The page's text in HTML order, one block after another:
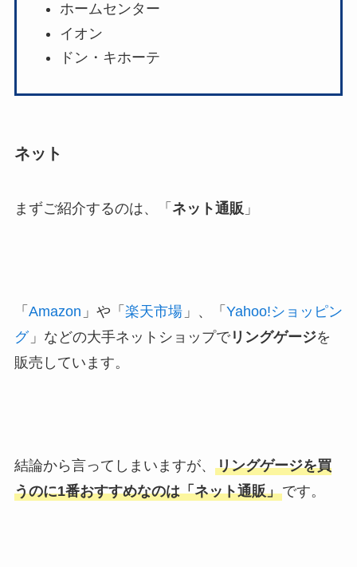
ホームセンター
イオン
ドン・キホーテ
ネット
まずご紹介するのは、「 ネット通販 」
「 Amazon 」や「 楽天市場 」、「 Yahoo!ショッピン
グ」などの大手ネットショップでリングゲージを
販売しています。
結論から言ってしまいますが、 リングゲージを買
うのに1番おすすめなのは「ネット通販」です。